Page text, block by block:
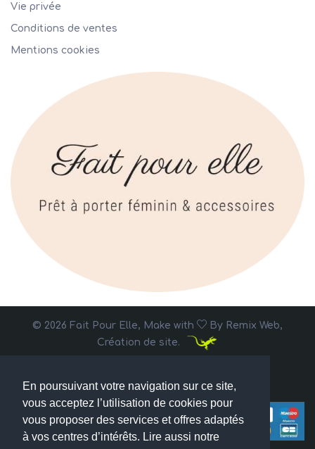
En poursuivant votre navigation sur ce site,
vous acceptez l’utilisation de cookies pour
vous proposer des services et offres adaptés
à vos centres d’intérêts. Lire aussi notre
Vie privée
Conditions de ventes
Mentions cookies
© 2026 Fait Pour Elle, Make with By Remix Web,
Création de site.